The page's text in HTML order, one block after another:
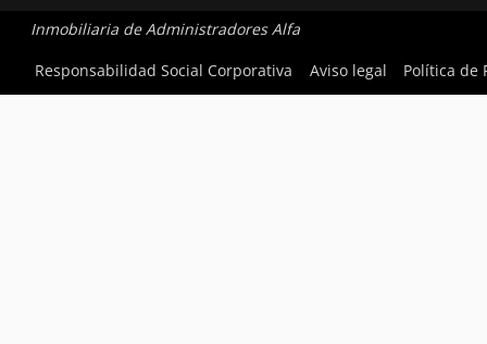
Inmobiliaria de Administradores Alfa
Responsabilidad Social Corporativa
Aviso legal Política de